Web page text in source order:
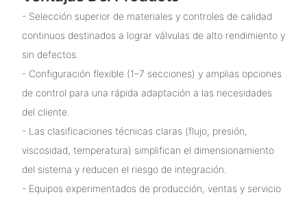
- Selección superior de materiales y controles de calidad
continuos destinados a lograr válvulas de alto rendimiento y
sin defectos.
- Configuración flexible (1–7 secciones) y amplias opciones
de control para una rápida adaptación a las necesidades
del cliente.
- Las clasificaciones técnicas claras (flujo, presión,
viscosidad, temperatura) simplifican el dimensionamiento
del sistema y reducen el riesgo de integración.
- Equipos experimentados de producción, ventas y servicio